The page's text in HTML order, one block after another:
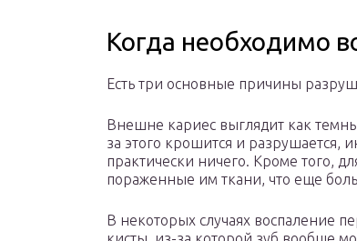
Когда необходимо
Есть три основные причины
Внешне кариес выглядит как
за этого крошится и разрушается,
практически ничего. Кроме того,
пораженные им ткани, что еще
В некоторых случаях воспаление